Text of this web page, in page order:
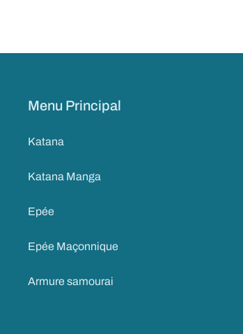
Menu Principal
Katana
Katana Manga
Epée
Epée Maçonnique
Armure samourai